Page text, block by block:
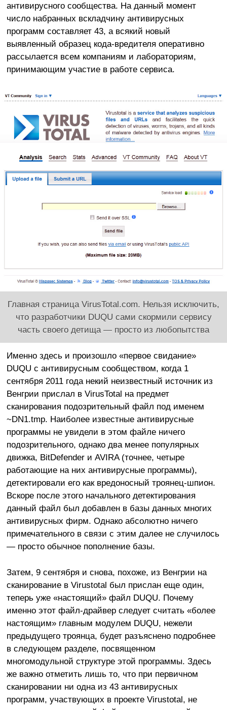
антивирусного сообщества. На данный момент
число набранных вскладчину антивирусных
программ составляет 43, а всякий новый
выявленный образец кода-вредителя оперативно
рассылается всем компаниям и лабораториям,
принимающим участие в работе сервиса.
Главная страница VirusTotal.com. Нельзя исключить,
что разработчики DUQU сами скормили сервису
часть своего детища — просто из любопытства
Именно здесь и произошло «первое свидание»
DUQU с антивирусным сообществом, когда 1
сентября 2011 года некий неизвестный источник из
Венгрии прислал в VirusTotal на предмет
сканирования подозрительный файл под именем
~DN1.tmp. Наиболее известные антивирусные
программы не увидели в этом файле ничего
подозрительного, однако два менее популярных
движка, BitDefender и AVIRA (точнее, четыре
работающие на них антивирусные программы),
детектировали его как вредоносный троянец-шпион.
Вскоре после этого начального детектирования
данный файл был добавлен в базы данных многих
антивирусных фирм. Однако абсолютно ничего
примечательного в связи с этим далее не случилось
— просто обычное пополнение базы.
Затем, 9 сентября и снова, похоже, из Венгрии на
сканирование в Virustotal был прислан еще один,
теперь уже «настоящий» файл DUQU. Почему
именно этот файл-драйвер следует считать «более
настоящим» главным модулем DUQU, нежели
предыдущего троянца, будет разъяснено подробнее
в следующем разделе, посвященном
многомодульной структуре этой программы. Здесь
же важно отметить лишь то, что при первичном
сканировании ни одна из 43 антивирусных
программ, участвующих в проекте Virustotal, не